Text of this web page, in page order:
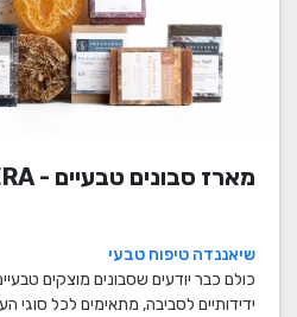
מארז סבונים טבעיים - SOAP OPERA
שיאננדה טיפוח טבעי
כולם כבר יודעים שסבונים מוצקים
ידידותיים לסביבה, מתאימים לכל סוגי